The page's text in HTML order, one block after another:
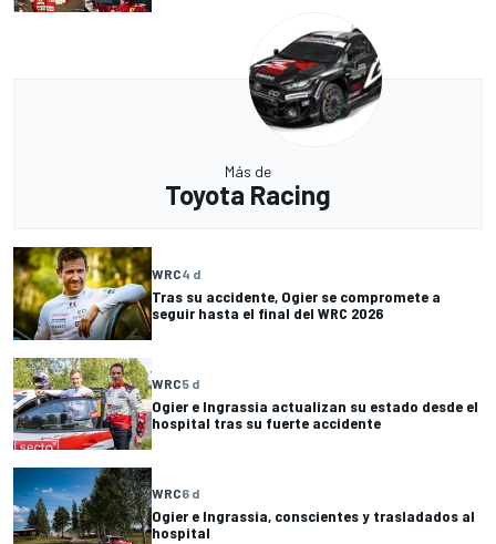
Más de
Toyota Racing
WRC4 d
Tras su accidente, Ogier se compromete a
seguir hasta el final del WRC 2026
WRC5 d
Ogier e Ingrassia actualizan su estado desde el
hospital tras su fuerte accidente
WRC6 d
Ogier e Ingrassia, conscientes y trasladados al
hospital